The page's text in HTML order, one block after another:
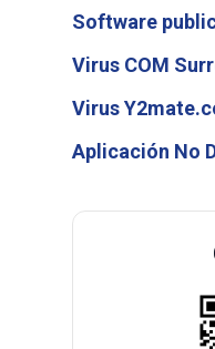
Software
Virus COM
Virus
Aplicación No